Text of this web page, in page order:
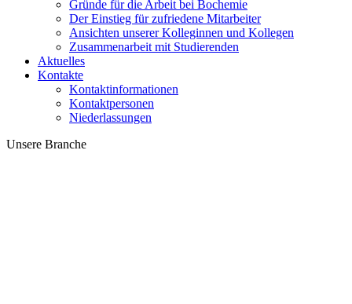
Gründe für die Arbeit bei Bochemie
Der Einstieg für zufriedene Mitarbeiter
Ansichten unserer Kolleginnen und Kollegen
Zusammenarbeit mit Studierenden
Aktuelles
Kontakte
Kontaktinformationen
Kontaktpersonen
Niederlassungen
Unsere Branche